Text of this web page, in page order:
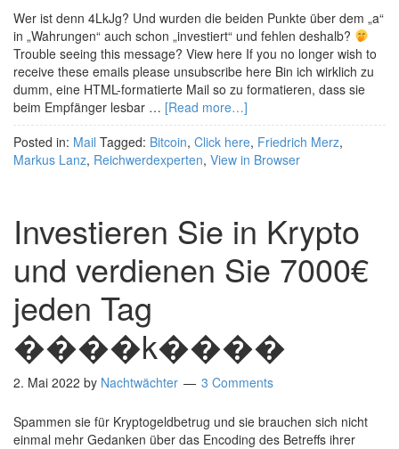
Wer ist denn 4LkJg? Und wurden die beiden Punkte über dem „a“
in „Wahrungen“ auch schon „investiert“ und fehlen deshalb?
Trouble seeing this message? View here If you no longer wish to
receive these emails please unsubscribe here Bin ich wirklich zu
dumm, eine HTML-formatierte Mail so zu formatieren, dass sie
beim Empfänger lesbar … [Read more…]
Posted in: Mail Tagged: Bitcoin, Click here, Friedrich Merz,
Markus Lanz, Reichwerdexperten, View in Browser
Investieren Sie in Krypto
und verdienen Sie 7000€
jeden Tag
����k����
2. Mai 2022 by Nachtwächter 3 Comments
Spammen sie für Kryptogeldbetrug und sie brauchen sich nicht
einmal mehr Gedanken über das Encoding des Betreffs ihrer